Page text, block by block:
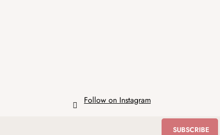
Follow on Instagram
SUBSCRIBE